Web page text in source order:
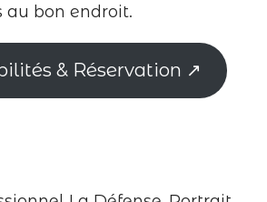
au bon endroit.
& Réservation ↗